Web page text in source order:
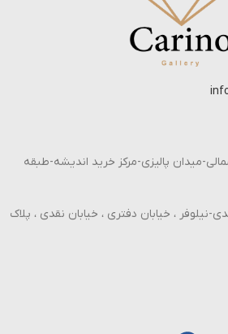
میدان پالیزی-مرکز خرید اندیشه-طبقه
نیلوفر ، خیابان دفتری ، خیابان نقدی ، پلاک